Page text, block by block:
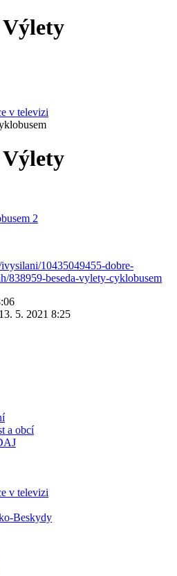
v televizi
10435049455-dobre-
838959-beseda-vylety-cyklobusem
13. 5. 2021 8:25
a obcí
v televizi
Beskydy